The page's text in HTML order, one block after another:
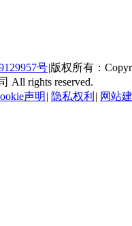
号|版权所有：
All rights reserved.
声明 | 隐私权利 | 网站